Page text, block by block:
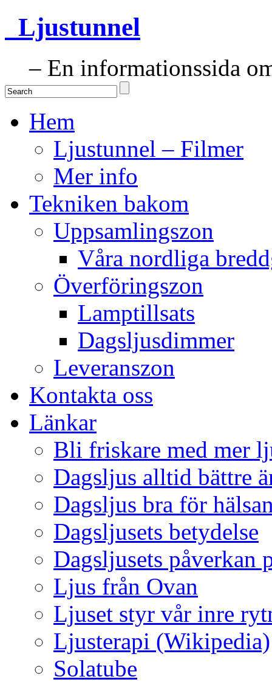
Ljustunnel
– En informationssida
Hem
Ljustunnel – Filmer
Mer info
Tekniken bakom
Uppsamlingszon
Våra nordliga
Överföringszon
Lamptillsats
Dagsljusdimmer
Leveranszon
Kontakta oss
Länkar
Bli friskare med mer
Dagsljus alltid bättre
Dagsljus bra för
Dagsljusets betydelse
Dagsljusets påverkan
Ljus från Ovan
Ljuset styr vår inre
Ljusterapi (Wikipedia)
Solatube